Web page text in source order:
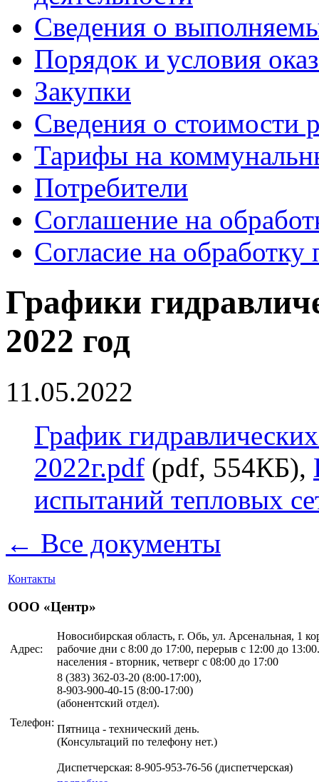
Сведения о
Порядок и условия
Закупки
Сведения о стоимости
Тарифы на
Потребители
Соглашение на
Согласие на
Графики
2022 год
11.05.2022
График
2022г.pdf (pdf, 554КБ),
испытаний тепловых
← Все документы
Контакты
ООО «Центр»
Адрес:
Новосибирская область, г. Обь, ул. Арсенальная, 1
рабочие дни с 8:00 до 17:00, перерыв с 12:00 до
населения - вторник, четверг с 08:00 до 17:00
Телефон:
8 (383) 362-03-20 (8:00-17:00),
8-903-900-40-15 (8:00-17:00)
(абонентский отдел).
Пятница - технический день.
(Консультаций по телефону нет.)
Диспетчерская: 8-905-953-76-56 (диспетчерская)